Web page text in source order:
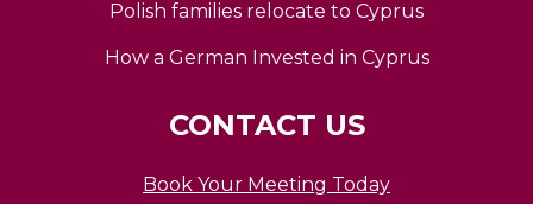
Polish families relocate to Cyprus
How a German Invested in Cyprus
CONTACT US
Book Your Meeting Today